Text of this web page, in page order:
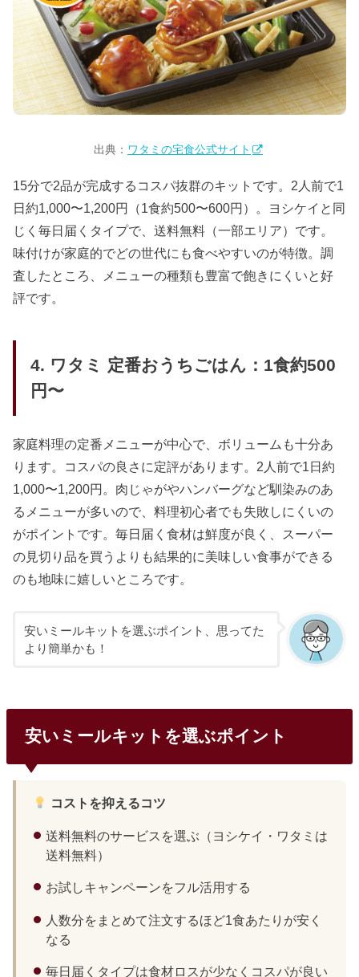
出典： ワタミの宅食公式サイト
15分で2品が完成するコスパ抜群のキットです。2人前で1
日約1,000〜1,200円（1食約500〜600円）。ヨシケイと同
じく毎日届くタイプで、送料無料（一部エリア）です。
味付けが家庭的でどの世代にも食べやすいのが特徴。調
査したところ、メニューの種類も豊富で飽きにくいと好
評です。
4. ワタミ 定番おうちごはん：1食約500
円〜
家庭料理の定番メニューが中心で、ボリュームも十分あ
ります。コスパの良さに定評があります。2人前で1日約
1,000〜1,200円。肉じゃがやハンバーグなど馴染みのあ
るメニューが多いので、料理初心者でも失敗しにくいの
がポイントです。毎日届く食材は鮮度が良く、スーパー
の見切り品を買うよりも結果的に美味しい食事ができる
のも地味に嬉しいところです。
安いミールキットを選ぶポイント、思ってた
より簡単かも！
安いミールキットを選ぶポイント
コストを抑えるコツ
送料無料のサービスを選ぶ（ヨシケイ・ワタミは
送料無料）
お試しキャンペーンをフル活用する
人数分をまとめて注文するほど1食あたりが安く
なる
毎日届くタイプは食材ロスが少なくコスパが良い